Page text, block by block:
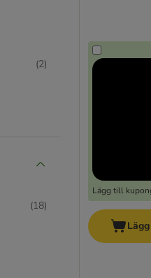
(2)
(18)
Lägg till